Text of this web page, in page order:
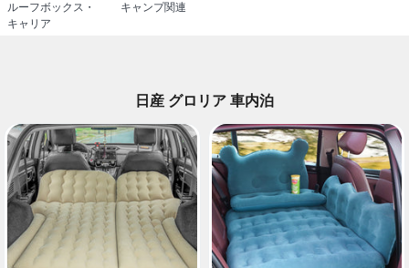
ルーフボックス・
キャリア
キャンプ関連
日産 グロリア 車内泊